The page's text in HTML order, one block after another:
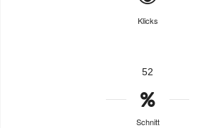
Klicks
52
Schnitt